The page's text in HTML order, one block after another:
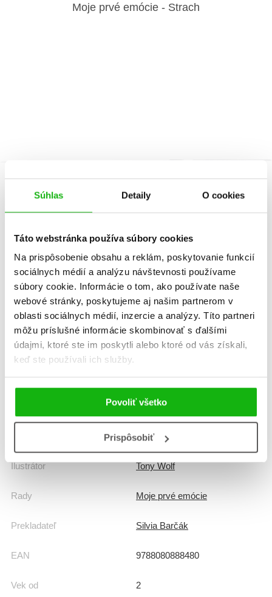
Súhlas Detaily O cookies
Táto webstránka používa súbory cookies
Na prispôsobenie obsahu a reklám, poskytovanie funkcií
sociálnych médií a analýzu návštevnosti používame
súbory cookie. Informácie o tom, ako používate naše
webové stránky, poskytujeme aj našim partnerom v
oblasti sociálnych médií, inzercie a analýzy. Títo partneri
môžu príslušné informácie skombinovať s ďalšími
údajmi, ktoré ste im poskytli alebo ktoré od vás získali,
keď ste používali ich služby.
Povoliť všetko
Prispôsobiť
Moje prvé emócie - Strach
Informácie
Žáner leporelo
Počet strán 24
K stiahnutiu Ukážka.pdf
Dátum vydania 25.4.2025
Formát 168x168 mm
0,483 kg
slovenčina
Ilustrátor Tony Wolf
Rady Moje prvé emócie
Prekladateľ Silvia Barčák
EAN 9788080888480
Vek od 2